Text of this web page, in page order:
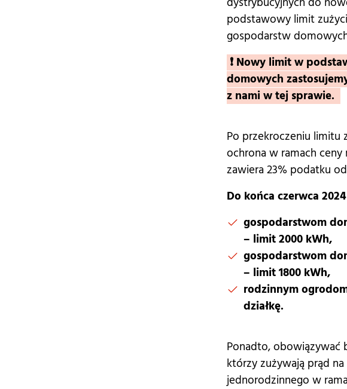
podstawowy limit
gospodarstw
❗ Nowy limit w
domowych
z nami w tej sprawie.
Po przekroczeniu limitu
ochrona w ramach
zawiera 23% podatku
Do końca czerwca
gospodarstwom
– limit 2000 kWh,
gospodarstwom
– limit 1800 kWh,
rodzinnym
działkę.
Ponadto, obowiązywać
którzy zużywają prąd
jednorodzinnego w